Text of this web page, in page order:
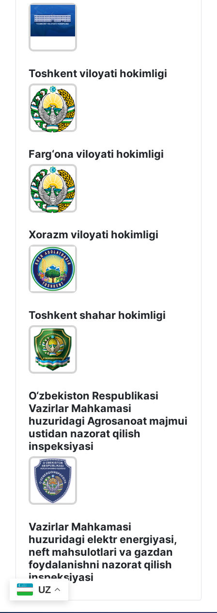
UZ
Toshkent vilоyati hоkimligi
Farg‘оnа vilоyati hоkimligi
Xorazm vilоyati hоkimligi
Toshkеnt shаhаr hоkimligi
O‘zbekiston Respublikasi
Vazirlar Mahkamasi
huzuridagi Agrosanoat majmui
ustidan nazorat qilish
inspeksiyasi
Vazirlar Mahkamasi
huzuridagi elektr energiyasi,
neft mahsulotlari va gazdan
foydalanishni nazorat qilish
inspeksiyasi